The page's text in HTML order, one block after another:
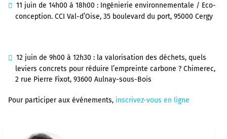
11 juin de 14h00 à 18h00 : Ingénierie environnementale / Eco-
conception. CCI Val-d’Oise, 35 boulevard du port, 95000 Cergy
12 juin de 9h00 à 12h30 : la valorisation des déchets, quels
leviers concrets pour réduire l’empreinte carbone ? Chimerec,
2 rue Pierre Fixot, 93600 Aulnay-sous-Bois
Pour participer aux événements, inscrivez-vous en ligne